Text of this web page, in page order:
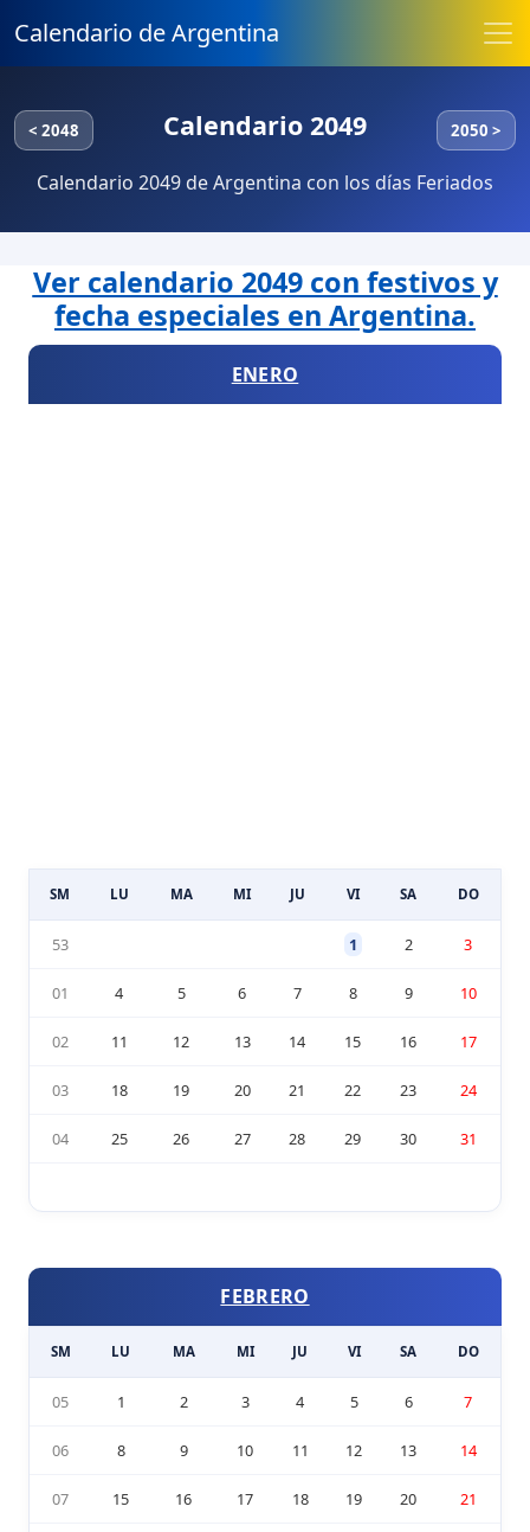
Calendario de Argentina
< 2048 Calendario 2049 2050 >
Calendario 2049 de Argentina con los días Feriados
Ver calendario 2049 con festivos y
fecha especiales en Argentina.
ENERO
SM LU MA MI JU VI SA DO
53 1 2 3
01 4 5 6 7 8 9 10
02 11 12 13 14 15 16 17
03 18 19 20 21 22 23 24
04 25 26 27 28 29 30 31
FEBRERO
SM LU MA MI JU VI SA DO
05 1 2 3 4 5 6 7
06 8 9 10 11 12 13 14
07 15 16 17 18 19 20 21